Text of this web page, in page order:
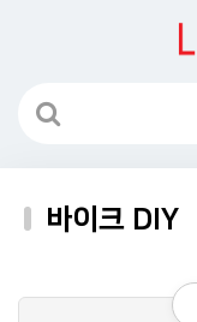
바이크 DIY